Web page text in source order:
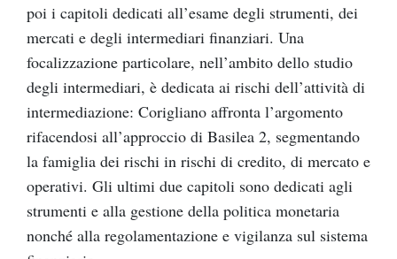
poi i capitoli dedicati all’esame degli strumenti, dei
mercati e degli intermediari finanziari. Una
focalizzazione particolare, nell’ambito dello studio
degli intermediari, è dedicata ai rischi dell’attività di
intermediazione: Corigliano affronta l’argomento
rifacendosi all’approccio di Basilea 2, segmentando
la famiglia dei rischi in rischi di credito, di mercato e
operativi. Gli ultimi due capitoli sono dedicati agli
strumenti e alla gestione della politica monetaria
nonché alla regolamentazione e vigilanza sul sistema